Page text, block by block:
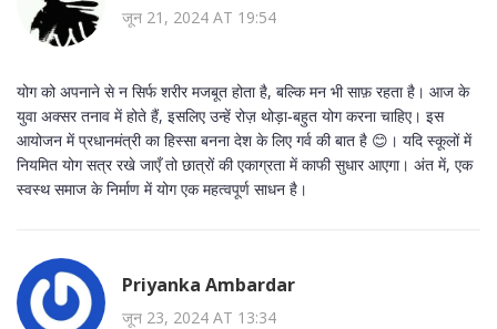
जून 21, 2024 AT 19:54
योग को अपनाने से न सिर्फ शरीर मजबूत होता है, बल्कि मन भी साफ़ रहता है। आज के
युवा अक्सर तनाव में होते हैं, इसलिए उन्हें रोज़ थोड़ा‑बहुत योग करना चाहिए। इस
आयोजन में प्रधानमंत्री का हिस्सा बनना देश के लिए गर्व की बात है 😊। यदि स्कूलों में
नियमित योग सत्र रखे जाएँ तो छात्रों की एकाग्रता में काफी सुधार आएगा। अंत में, एक
स्वस्थ समाज के निर्माण में योग एक महत्वपूर्ण साधन है।
Priyanka Ambardar
जून 23, 2024 AT 13:34